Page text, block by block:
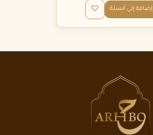
إضافة إلى السلة